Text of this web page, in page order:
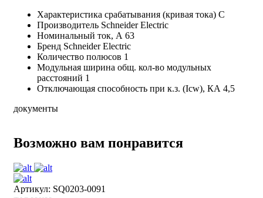
Характеристика срабатывания (кривая тока) C
Производитель Schneider Electric
Номинальный ток, А 63
Бренд Schneider Electric
Количество полюсов 1
Модульная ширина общ. кол-во модульных
расстояний 1
Отключающая способность при к.з. (Icw), КА 4,5
документы
Возможно вам понравится
Артикул: SQ0203-0091